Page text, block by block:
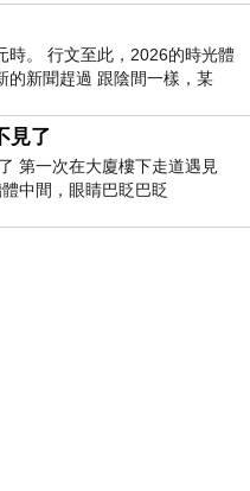
時。 行文至此，2026的時光體
的新聞趕過 跟陰間一樣，某
見了
第一次在大廈樓下走道遇見
中間，眼睛巴眨巴眨